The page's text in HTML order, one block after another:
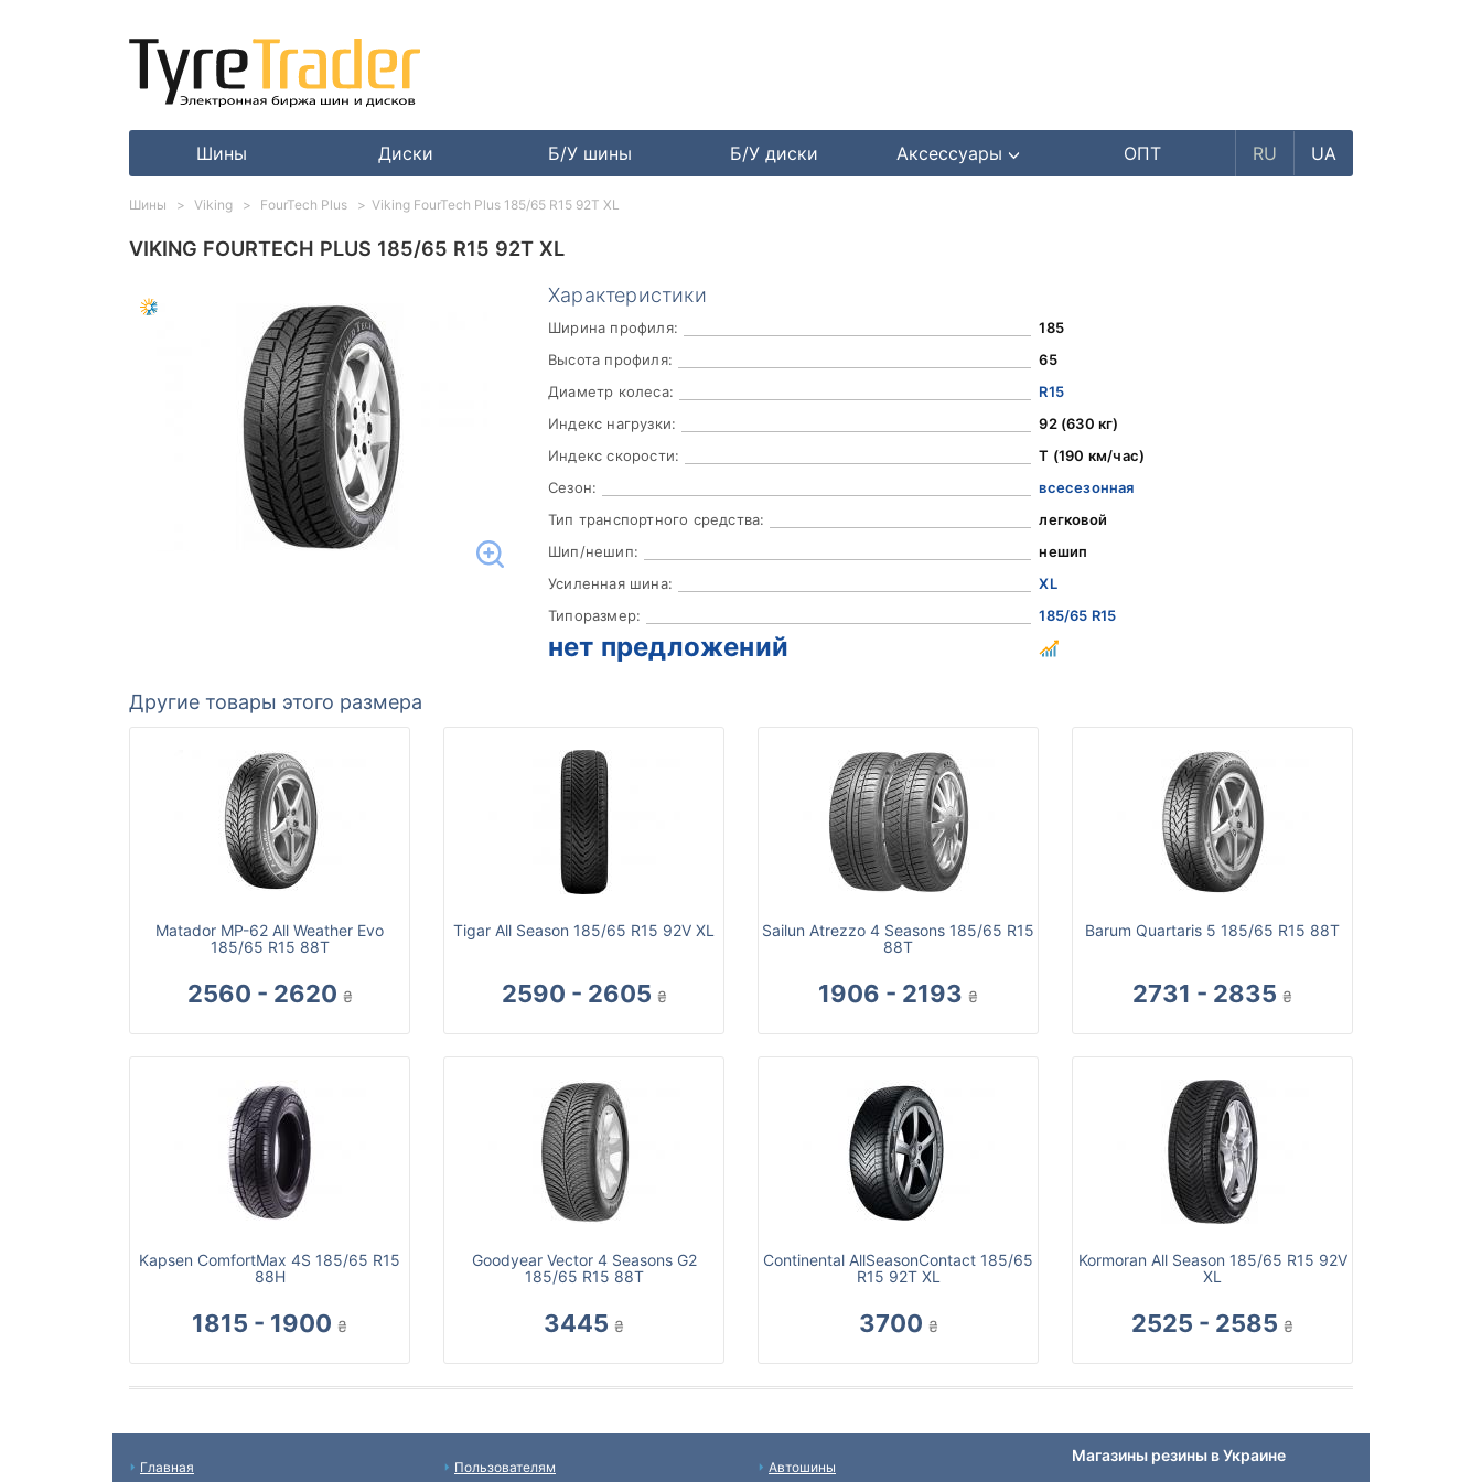
Шины Диски Б/У шины Б/У диски Аксессуары ОПТ RU UA
VIKING FOURTECH PLUS 185/65 R15 92T XL
Характеристики
Ширина профиля:
185
Высота профиля:
65
Диаметр колеса:
R15
Индекс нагрузки:
92 (630 кг)
Индекс скорости:
T (190 км/час)
Сезон:
всесезонная
Тип транспортного средства:
легковой
Шип/нешип:
нешип
Усиленная шина:
XL
Типоразмер:
185/65 R15
нет предложений
Другие товары этого размера
Matador MP-62 All Weather Evo
185/65 R15 88T
2560 - 2620 ₴
Tigar All Season 185/65 R15 92V XL
2590 - 2605 ₴
Sailun Atrezzo 4 Seasons 185/65 R15
88T
1906 - 2193 ₴
Barum Quartaris 5 185/65 R15 88T
2731 - 2835 ₴
Kapsen ComfortMax 4S 185/65 R15
88H
1815 - 1900 ₴
Goodyear Vector 4 Seasons G2
185/65 R15 88T
3445 ₴
Continental AllSeasonContact 185/65
R15 92T XL
3700 ₴
Kormoran All Season 185/65 R15 92V
XL
2525 - 2585 ₴
Шины Viking FourTech Plus Viking FourTech Plus 185/65 R15 92T XL
Главная Пользователям Автошины
Магазины резины в Украине